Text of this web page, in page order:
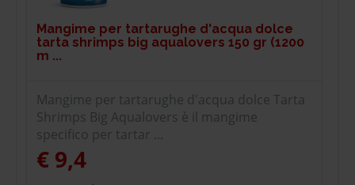
Mangime per tartarughe d'acqua dolce
tarta shrimps big aqualovers 150 gr (1200
m ...
Mangime per tartarughe d'acqua dolce Tarta
Shrimps Big Aqualovers è il mangime
specifico per tartar ...
€ 9,4